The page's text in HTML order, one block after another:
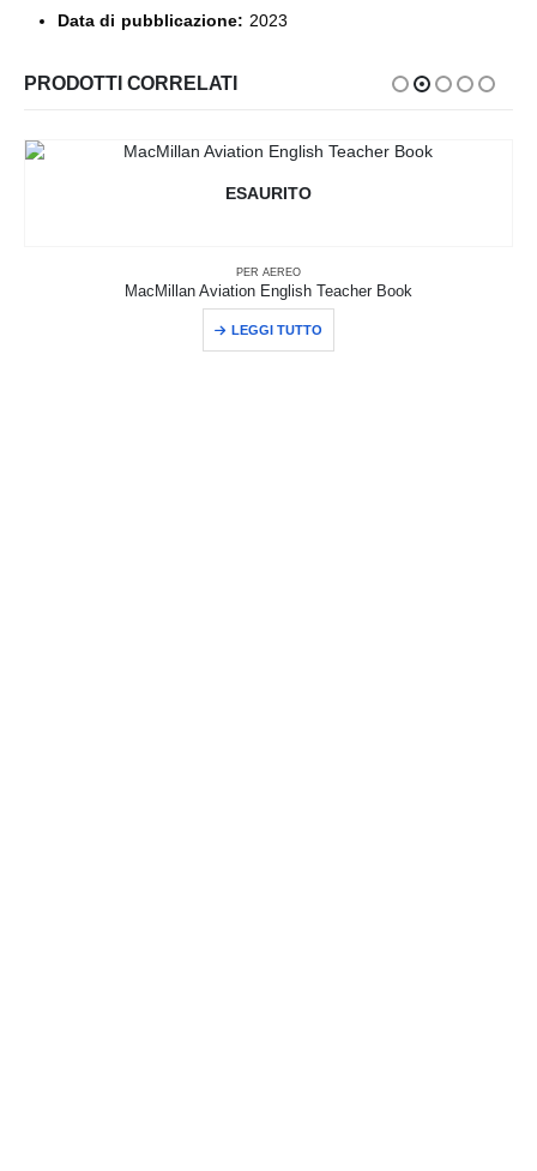
Data di pubblicazione: 2023
PRODOTTI CORRELATI
ESAURITO
PER AEREO
MacMillan Aviation English Teacher Book
LEGGI TUTTO